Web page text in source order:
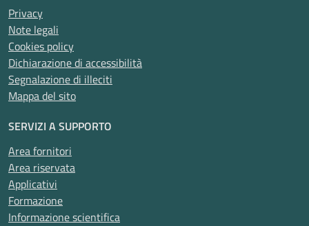
Privacy
Note legali
Cookies policy
Dichiarazione di accessibilità
Segnalazione di illeciti
Mappa del sito
SERVIZI A SUPPORTO
Area fornitori
Area riservata
Applicativi
Formazione
Informazione scientifica